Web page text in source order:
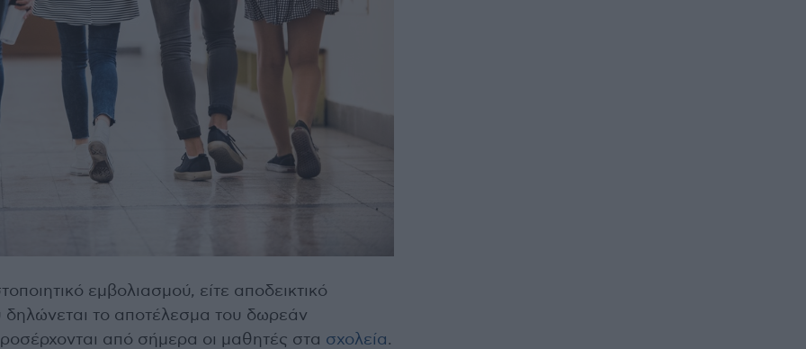
εμβολιασμού, είτε αποδεικτικό
δηλώνεται το αποτέλεσμα του δωρεάν
από σήμερα οι μαθητές στα σχολεία.